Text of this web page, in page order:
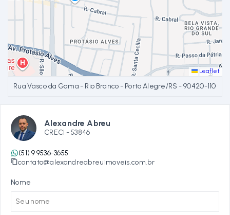
Leaflet
Rua Vasco da Gama - Rio Branco - Porto Alegre/RS - 90420-110
Alexandre Abreu
CRECI -53846
(51) 9 9536-3655
contato@alexandreabreuimoveis.com.br
Nome